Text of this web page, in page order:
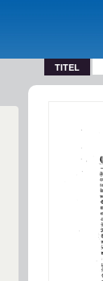
TITEL